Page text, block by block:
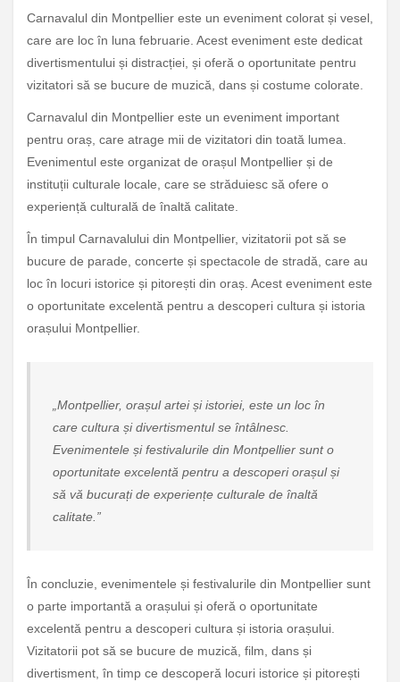
Carnavalul din Montpellier este un eveniment colorat și vesel,
care are loc în luna februarie. Acest eveniment este dedicat
divertismentului și distracției, și oferă o oportunitate pentru
vizitatori să se bucure de muzică, dans și costume colorate.
Carnavalul din Montpellier este un eveniment important
pentru oraș, care atrage mii de vizitatori din toată lumea.
Evenimentul este organizat de orașul Montpellier și de
instituții culturale locale, care se străduiesc să ofere o
experiență culturală de înaltă calitate.
În timpul Carnavalului din Montpellier, vizitatorii pot să se
bucure de parade, concerte și spectacole de stradă, care au
loc în locuri istorice și pitorești din oraș. Acest eveniment este
o oportunitate excelentă pentru a descoperi cultura și istoria
orașului Montpellier.
„Montpellier, orașul artei și istoriei, este un loc în
care cultura și divertismentul se întâlnesc.
Evenimentele și festivalurile din Montpellier sunt o
oportunitate excelentă pentru a descoperi orașul și
să vă bucurați de experiențe culturale de înaltă
calitate.”
În concluzie, evenimentele și festivalurile din Montpellier sunt
o parte importantă a orașului și oferă o oportunitate
excelentă pentru a descoperi cultura și istoria orașului.
Vizitatorii pot să se bucure de muzică, film, dans și
divertisment, în timp ce descoperă locuri istorice și pitorești